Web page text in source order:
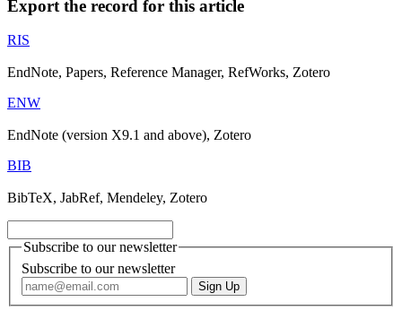
Export the record for this article
RIS
EndNote, Papers, Reference Manager, RefWorks, Zotero
ENW
EndNote (version X9.1 and above), Zotero
BIB
BibTeX, JabRef, Mendeley, Zotero
Subscribe to our newsletter
Subscribe to our newsletter